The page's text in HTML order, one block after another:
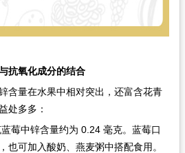
氧化成分的结合​
量在水果中相对突出，还富含花青
处多多：​
中锌含量约为 0.24 毫克。蓝莓口
也可加入酸奶、燕麦粥中搭配食用。​